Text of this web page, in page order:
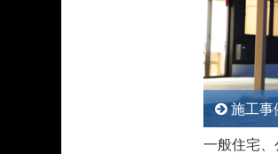
施工事
一般住宅、